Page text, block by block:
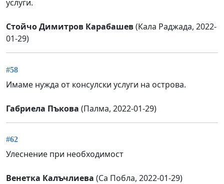
услуги.
Стойчо Димитров Карабашев(Кала Раджада, 2022-
01-29)
#58
Имаме нужда от консулски услуги на острова.
Габриела Пъкова (Палма, 2022-01-29)
#62
Улеснение при необходимост
Венетка Калъчлиева (Са Побла, 2022-01-29)